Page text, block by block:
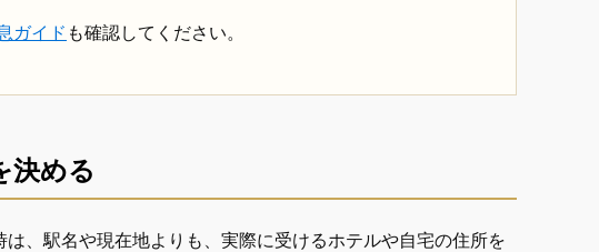
ガイド も確認してください。
決める
、駅名や現在地よりも、実際に受けるホテルや自宅の住所を